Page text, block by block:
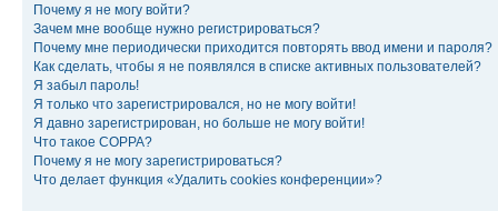
Почему я не могу войти?
Зачем мне вообще нужно регистрироваться?
Почему мне периодически приходится повторять ввод имени и пароля?
Как сделать, чтобы я не появлялся в списке активных пользователей?
Я забыл пароль!
Я только что зарегистрировался, но не могу войти!
Я давно зарегистрирован, но больше не могу войти!
Что такое COPPA?
Почему я не могу зарегистрироваться?
Что делает функция «Удалить cookies конференции»?